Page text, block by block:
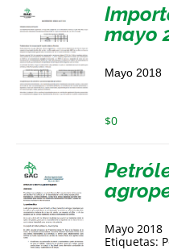
mayo
Mayo 2018
$0
Mayo 2018
Etiquetas: